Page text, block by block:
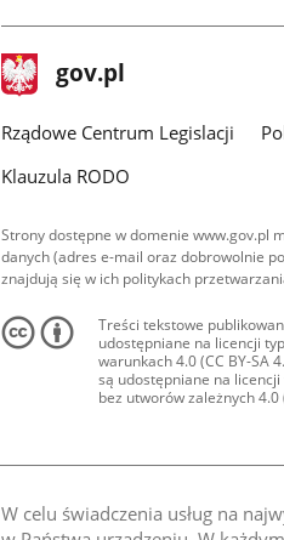
W celu świadczenia usług na
stopka
gov.pl Strona
gov.pl
Rządowe Centrum Legislacji
Klauzula RODO
Strony dostępne w domenie www.gov.pl
danych (adres e-mail oraz dobrowolnie
znajdują się w ich politykach
Treści tekstowe
udostępniane na licencji
warunkach 4.0 (CC BY-SA
są udostępniane na
bez utworów zależnych